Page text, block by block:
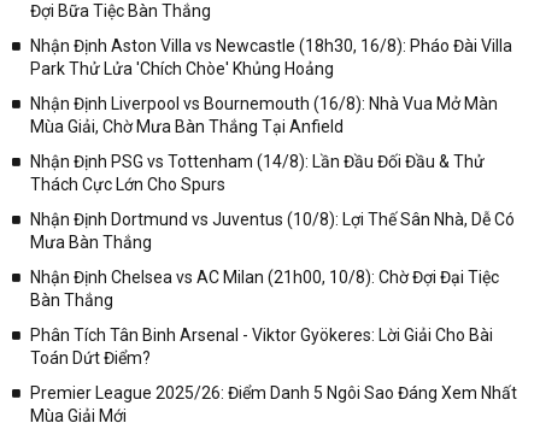
Đợi Bữa Tiệc Bàn Thắng
Nhận Định Aston Villa vs Newcastle (18h30, 16/8): Pháo Đài Villa
Park Thử Lửa 'Chích Chòe' Khủng Hoảng
Nhận Định Liverpool vs Bournemouth (16/8): Nhà Vua Mở Màn
Mùa Giải, Chờ Mưa Bàn Thắng Tại Anfield
Nhận Định PSG vs Tottenham (14/8): Lần Đầu Đối Đầu & Thử
Thách Cực Lớn Cho Spurs
Nhận Định Dortmund vs Juventus (10/8): Lợi Thế Sân Nhà, Dễ Có
Mưa Bàn Thắng
Nhận Định Chelsea vs AC Milan (21h00, 10/8): Chờ Đợi Đại Tiệc
Bàn Thắng
Phân Tích Tân Binh Arsenal - Viktor Gyökeres: Lời Giải Cho Bài
Toán Dứt Điểm?
Premier League 2025/26: Điểm Danh 5 Ngôi Sao Đáng Xem Nhất
Mùa Giải Mới